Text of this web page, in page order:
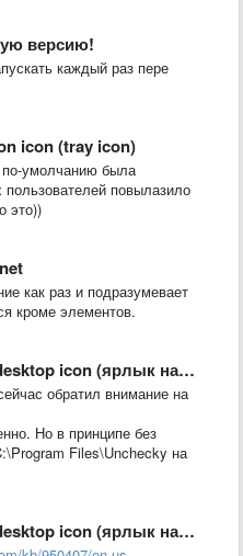
версию!
каждый раз пере
icon (tray icon)
умолчанию была
повылазило
это))
как раз и подразумевает
кроме элементов.
icon (ярлык на рабочем …
обратил внимание на
Но в принципе без
Files\Unchecky на
icon (ярлык на рабочем …